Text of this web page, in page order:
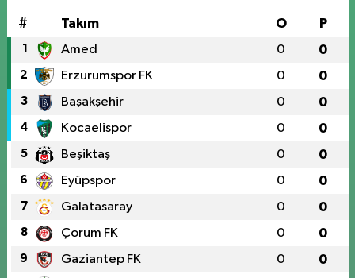
# Takım O P
1 Amed 0 0
2 Erzurumspor FK 0 0
3 Başakşehir 0 0
4 Kocaelispor 0 0
5 Beşiktaş 0 0
6 Eyüpspor 0 0
7 Galatasaray 0 0
8 Çorum FK 0 0
9 Gaziantep FK 0 0